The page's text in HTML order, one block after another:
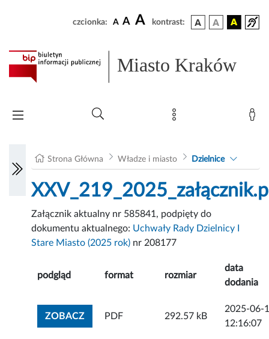
czcionka: A A A kontrast:
Miasto Kraków
Strona Główna Władze i miasto Dzielnice
Załącznik aktualny nr 585841, podpięty do
dokumentu aktualnego: Uchwały Rady Dzielnicy I
Stare Miasto (2025 rok) nr 208177
podgląd format rozmiar
data
dodania
ZOBACZZOBACZ ZAŁĄCZNIK
PDF 292.57 kB
2025-06-
12:16:07